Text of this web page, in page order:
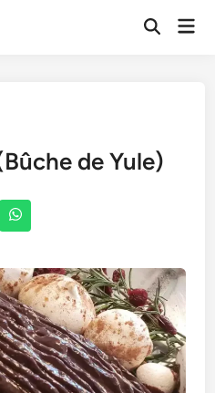
Open
de Yule)